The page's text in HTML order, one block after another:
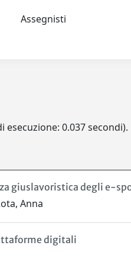
Assegnisti
esecuzione: 0.037 secondi).
giuslavoristica degli e-
Anna
digitali